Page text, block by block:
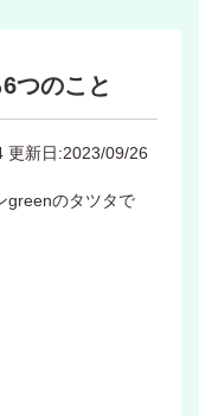
つのこと
更新日:2023/09/26
greenのタツタで